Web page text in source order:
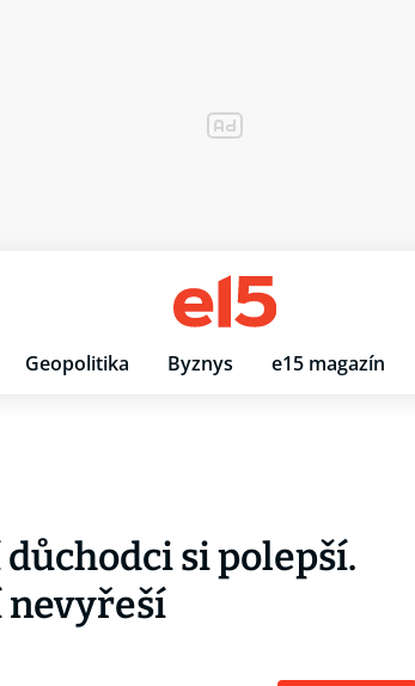
Geopolitika Byznys e15 magazín
si polepší.
nevyřeší